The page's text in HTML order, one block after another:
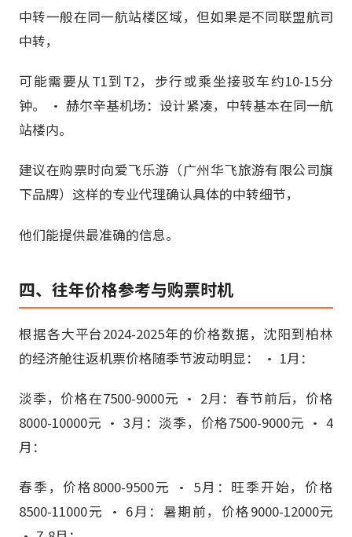
中转一般在同一航站楼区域，但如果是不同联盟航司
中转，
可能需要从T1到T2，步行或乘坐接驳车约10-15分
钟。 • 赫尔辛基机场：设计紧凑，中转基本在同一航
站楼内。
建议在购票时向爱飞乐游（广州华飞旅游有限公司旗
下品牌）这样的专业代理确认具体的中转细节，
他们能提供最准确的信息。
四、往年价格参考与购票时机
根据各大平台2024-2025年的价格数据，沈阳到柏林
的经济舱往返机票价格随季节波动明显： • 1月：
淡季，价格在7500-9000元 • 2月：春节前后，价格
8000-10000元 • 3月：淡季，价格7500-9000元 • 4
月：
春季，价格8000-9500元 • 5月：旺季开始，价格
8500-11000元 • 6月：暑期前，价格9000-12000元